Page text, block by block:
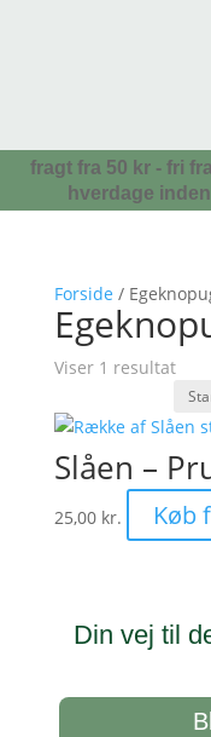
fragt fra 50 kr - fri
hverdage
Forside /
Viser 1 resultat
Slåen –
25,00 kr. Køb
Din vej til